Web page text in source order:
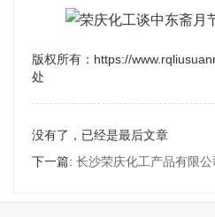
版权所有：https://
处
没有了，已经是最后文章
下一篇: 长沙荣庆化工产品有限公